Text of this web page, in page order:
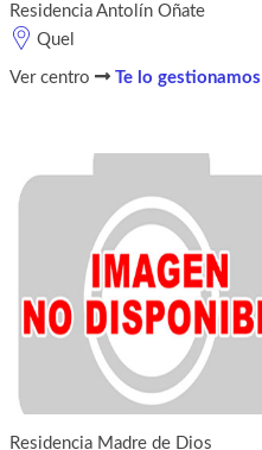
Residencia Antolín Oñate
Quel
Ver centro Te lo gestionamos
Residencia Madre de Dios